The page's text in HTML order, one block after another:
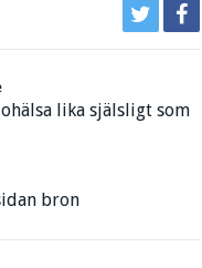
lika själsligt som
bron